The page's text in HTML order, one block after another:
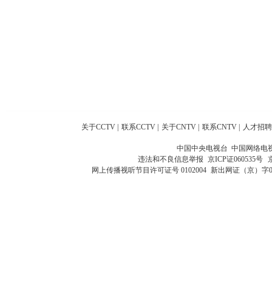
关于CCTV 联系CCTV 关于CNTV 联系CNTV 人才招聘
中国中央电视台 中国网络电
违法和不良信息举报 京ICP证060535号
网上传播视听节目许可证号 0102004 新出网证（京）